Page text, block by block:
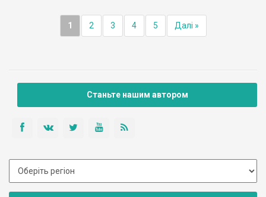
1 2 3 4 5 Далі »
Станьте нашим автором